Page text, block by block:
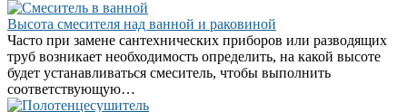
Высота смесителя над ванной и раковиной
Часто при замене сантехнических приборов или разводящих
труб возникает необходимость определить, на какой высоте
будет устанавливаться смеситель, чтобы выполнить
соответствующую…